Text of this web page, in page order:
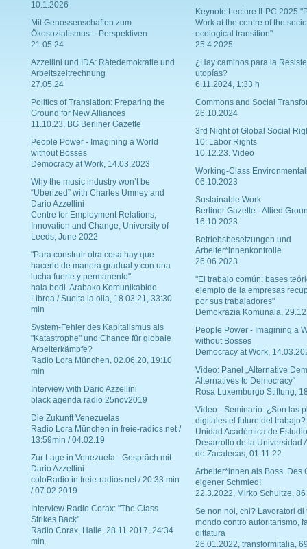
10.1.2026
Mit Genossenschaften zum
Ökosozialismus – Perspektiven
21.05.24
Azzellini und IDA: Rätedemokratie und
Arbeitszeitrechnung
27.05.24
Politics of Translation: Preparing the
Ground for New Alliances
11.10.23, BG Berliner Gazette
People Power - Imagining a World
without Bosses
Democracy at Work, 14.03.2023
Why the music industry won’t be
“Uberized” with Charles Umney and
Dario Azzellini
Centre for Employment Relations,
Innovation and Change, University of
Leeds, June 2022
"Para construir otra cosa hay que
hacerlo de manera gradual y con una
lucha fuerte y permanente"
hala bedi. Arabako Komunikabide
Librea / Suelta la olla, 18.03.21, 33:30
min
System-Fehler des Kapitalismus als
"Katastrophe" und Chance für globale
Arbeiterkämpfe?
Radio Lora München, 02.06.20, 19:10
min
Interview with Dario Azzellini
black agenda radio 25nov2019
Die Zukunft Venezuelas
Radio Lora München in freie-radios.net /
13:59min / 04.02.19
Zur Lage in Venezuela - Gespräch mit
Dario Azzellini
coloRadio in freie-radios.net / 20:33 min
/ 07.02.2019
Interview Radio Corax: "The Class
Strikes Back"
Radio Corax, Halle, 28.11.2017, 24:34
min.
Keynote Lecture ILPC 2025
Work at the centre of the
ecological transition"
25.4.2025
¿Hay caminos para la
utopías?
6.11.2024, 1:33 h
Commons and Social
26.10.2024
3rd Night of Global Social
10: Labor Rights
10.12.23. Video
Working-Class
06.10.2023
Sustainable Work
Berliner Gazette - Allied
16.10.2023
Betriebsbesetzungen und
Arbeiter*innenkontrolle
26.06.2023
"El trabajo común: bases
ejemplo de la empresas
por sus trabajadores"
Demokrazia Komunala,
People Power - Imagining a
without Bosses
Democracy at Work,
Video: Panel „Alternative
Alternatives to Democracy“
Rosa Luxemburgo Stiftung,
Vídeo - Seminario: ¿Son las
digitales el futuro del trabajo?
Unidad Académica de
Desarrollo de la Universidad
de Zacatecas, 01.11.22
Arbeiter*innen als Boss. Des
eigener Schmied!
22.3.2022, Mirko Schultze, 86
Se non noi, chi? Lavoratori di
mondo contro autoritarismo,
dittatura
26.01.2022, transformitalia,